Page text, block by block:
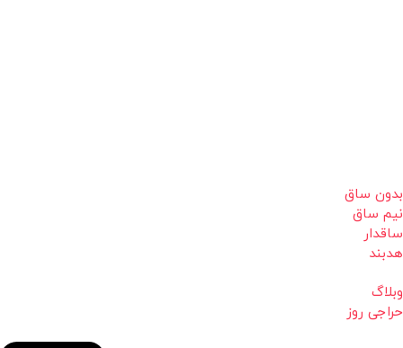
بدون ساق
نیم ساق
ساقدار
هدبند
وبلاگ
حراجی روز